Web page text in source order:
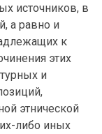
источников, в
а равно и
к
этих
и
этнической
либо иных